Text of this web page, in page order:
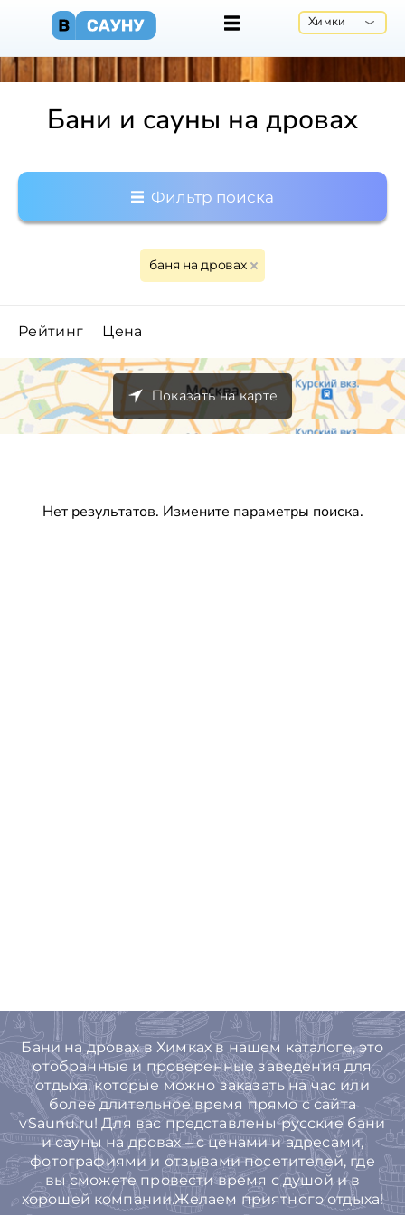
Химки
Бани и сауны на дровах
Фильтр поиска
баня на дровах
Рейтинг Цена
Показать на карте
Нет результатов. Измените параметры поиска.
Бани на дровах в Химках в нашем каталоге, это
отобранные и проверенные заведения для
отдыха, которые можно заказать на час или
более длительное время прямо с сайта
vSaunu.ru! Для вас представлены русские бани
и сауны на дровах – с ценами и адресами,
фотографиями и отзывами посетителей, где
вы сможете провести время с душой и в
хорошей компании.Желаем приятного отдыха!